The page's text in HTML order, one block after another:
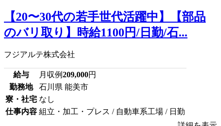
【20〜30代の若手世代活躍中】【部品
のバリ取り】時給1100円/日勤/石...
フジアルテ株式会社
給与 月収例209,000円
勤務地
石川県 能美市
寮・社宅 なし
仕事内容 組立・加工・プレス / 自動車系工場 / 日勤